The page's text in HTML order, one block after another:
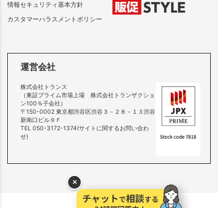
情報セキュリティ基本方針
カスタマーハラスメントポリシー
運営会社
株式会社トランス
（東証プライム市場上場 株式会社トランザクショ
ン100％子会社）
〒150-0002 東京都渋谷区渋谷３－２８－１３渋谷
新南口ビル９Ｆ
TEL 050-3172-1374(サイトに関するお問い合わ
せ)
×